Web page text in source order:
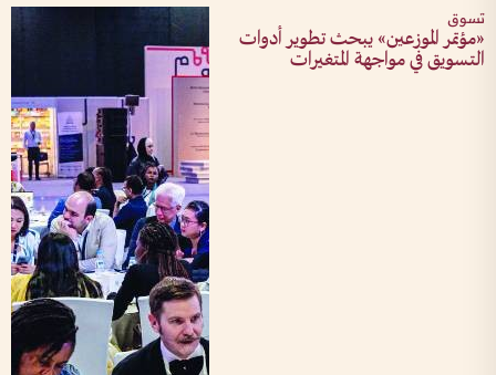
تسوق
«مؤتمر الموزعين» يبحث تطوير أدوات
التسويق في مواجهة المتغيرات